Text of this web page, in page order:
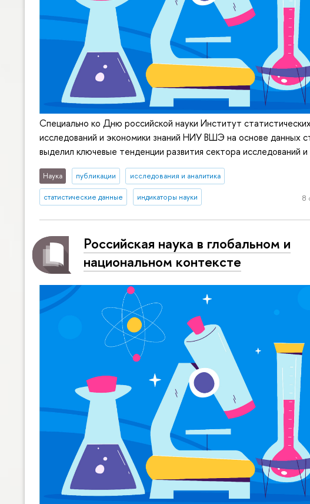
Специально ко Дню российской науки Институт
исследований и экономики знаний НИУ ВШЭ на основе данных
выделил ключевые тенденции развития сектора исследований
Наука публикации исследования и аналитика
статистические данные индикаторы науки 8
Российская наука в глобальном и
национальном контексте